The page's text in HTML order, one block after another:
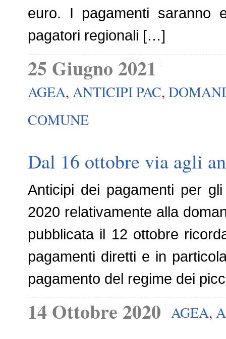
euro. I pagamenti saranno
pagatori regionali […]
25 Giugno 2021
AGEA, ANTICIPI PAC,
COMUNE
Dal 16 ottobre via agli
Anticipi dei pagamenti per
2020 relativamente alla
pubblicata il 12 ottobre
pagamenti diretti e in
pagamento del regime dei
14 Ottobre 2020 AGEA,